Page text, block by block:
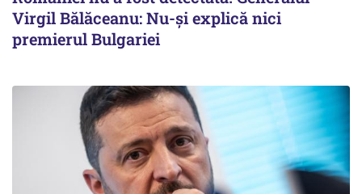
Virgil Bălăceanu: Nu-și explică nici
premierul Bulgariei